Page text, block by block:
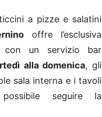
a pizze e salatini
offre l’esclusiva
un servizio bar
alla domenica, gli
sala interna e i tavoli
seguire la